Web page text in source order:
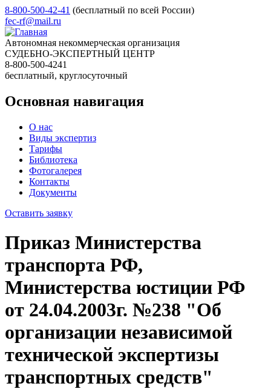
8-800-500-42-41 (бесплатный по всей России)
fec-rf@mail.ru
Автономная некоммерческая организация
СУДЕБНО-ЭКСПЕРТНЫЙ ЦЕНТР
8-800-500-4241
бесплатный, круглосуточный
Основная навигация
О нас
Виды экспертиз
Тарифы
Библиотека
Фотогалерея
Контакты
Документы
Оставить заявку
Приказ Министерства
транспорта РФ,
Министерства юстиции РФ
от 24.04.2003г. №238 "Об
организации независимой
технической экспертизы
транспортных средств"